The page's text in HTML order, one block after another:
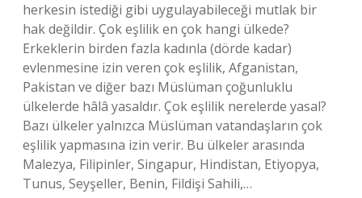
herkesin istediği gibi uygulayabileceği mutlak bir
hak değildir. Çok eşlilik en çok hangi ülkede?
Erkeklerin birden fazla kadınla (dörde kadar)
evlenmesine izin veren çok eşlilik, Afganistan,
Pakistan ve diğer bazı Müslüman çoğunluklu
ülkelerde hâlâ yasaldır. Çok eşlilik nerelerde yasal?
Bazı ülkeler yalnızca Müslüman vatandaşların çok
eşlilik yapmasına izin verir. Bu ülkeler arasında
Malezya, Filipinler, Singapur, Hindistan, Etiyopya,
Tunus, Seyşeller, Benin, Fildişi Sahili,…